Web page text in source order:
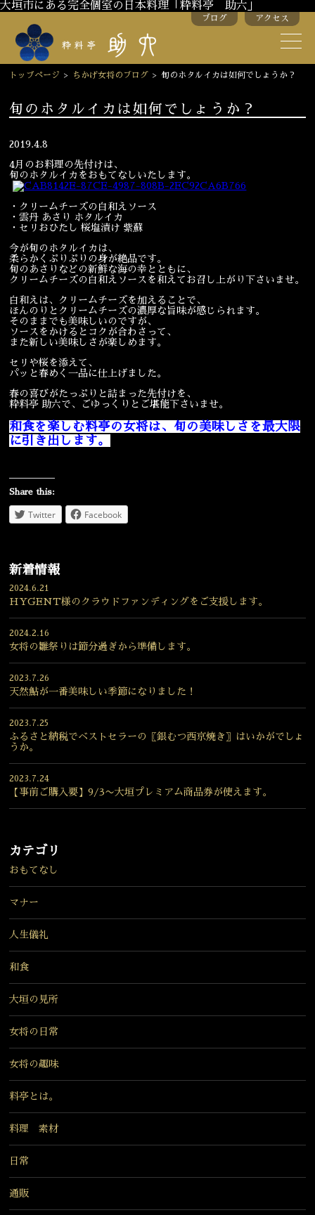
大垣市にある完全個室の日本料理「粋料亭 助六」
ブログ アクセス
トップページ > ちかげ女将のブログ > 旬のホタルイカは如何でしょうか？
旬のホタルイカは如何でしょうか？
2019.4.8
4月のお料理の先付けは、
旬のホタルイカをおもてなしいたします。
・クリームチーズの白和えソース
・雲丹 あさり ホタルイカ
・セリおひたし 桜塩漬け 紫蘇
今が旬のホタルイカは、
柔らかくぷりぷりの身が絶品です。
旬のあさりなどの新鮮な海の幸とともに、
クリームチーズの白和えソースを和えてお召し上がり下さいませ。
白和えは、クリームチーズを加えることで、
ほんのりとクリームチーズの濃厚な旨味が感じられます。
そのままでも美味しいのですが、
ソースをかけるとコクが合わさって、
また新しい美味しさが楽しめます。
セリや桜を添えて、
パッと春めく一品に仕上げました。
春の喜びがたっぷりと詰まった先付けを、
粋料亭 助六で、ごゆっくりとご堪能下さいませ。
和食を楽しむ料亭の女将は、旬の美味しさを最大限
に引き出します。
Share this:
Twitter Facebook
新着情報
2024.6.21
HYGENT様のクラウドファンディングをご支援します。
2024.2.16
女将の雛祭りは節分過ぎから準備します。
2023.7.26
天然鮎が一番美味しい季節になりました！
2023.7.25
ふるさと納税でベストセラーの〖銀むつ西京焼き〗はいかがでしょ
うか。
2023.7.24
【事前ご購入要】9/3〜大垣プレミアム商品券が使えます。
カテゴリ
おもてなし
マナー
人生儀礼
和食
大垣の見所
女将の日常
女将の趣味
料亭とは。
料理 素材
日常
通販
季節のお料理
お飲み物
お部屋のご紹介
慶事 お顔合わせ
宴会 ウェディング